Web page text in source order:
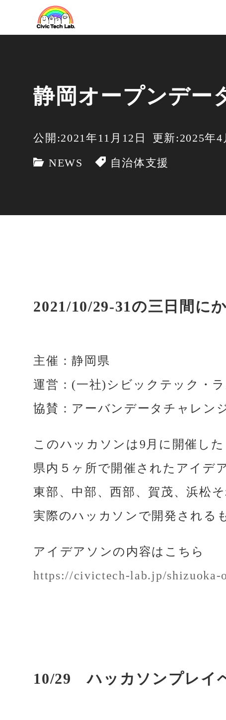
静岡オープンデー
公開:2021年11月12日 更新:2025年4
NEWS 自治体支援
2021/10/29-31の三日間に
主催：静岡県
運営：(一社)シビックテック・
協賛：アーバンデータチャレン
このハッカソンは9月に開催し
県内５ヶ所で開催されたアイデ
東部、中部、西部、賀茂、浜松
実際のハッカソンで開発される
アイデアソンの内容はこちら
https://civictech-lab.jp/shizuoka-
10/29 ハッカソンプレイ